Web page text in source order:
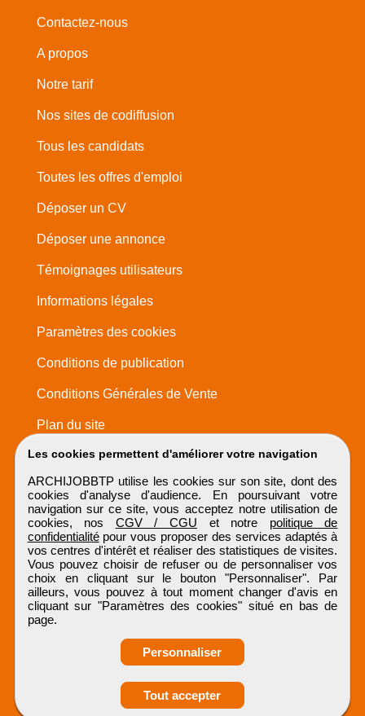
Les cookies permettent d'améliorer votre navigation
ARCHIJOBBTP utilise les cookies sur son site, dont des
cookies d'analyse d'audience. En poursuivant votre
navigation sur ce site, vous acceptez notre utilisation de
cookies, nos CGV / CGU et notre politique de
confidentialitépour vous proposer des services adaptés à
vos centres d'intérêt et réaliser des statistiques de visites.
Vous pouvez choisir de refuser ou de personnaliser vos
choix en cliquant sur le bouton "Personnaliser". Par
ailleurs, vous pouvez à tout moment changer d'avis en
cliquant sur "Paramètres des cookies" situé en bas de
page.
Personnaliser
Tout accepter
Contactez-nous
A propos
Notre tarif
Nos sites de codiffusion
Tous les candidats
Toutes les offres d'emploi
Déposer un CV
Déposer une annonce
Témoignages utilisateurs
Informations légales
Paramètres des cookies
Conditions de publication
Conditions Générales de Vente
Plan du site
ARCHIJOBBTP